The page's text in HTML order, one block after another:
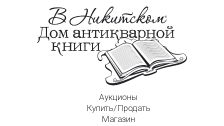
Аукционы
Купить/Продать
Магазин